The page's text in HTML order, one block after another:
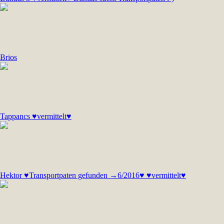
Brios
Tappancs ♥vermittelt♥
Hektor ♥Transportpaten gefunden →6/2016♥ ♥vermittelt♥